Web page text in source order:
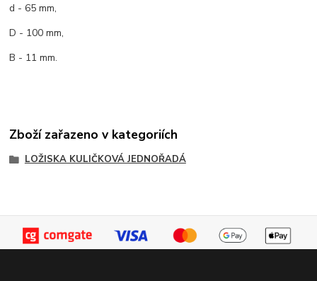
d - 65 mm,
D - 100 mm,
B - 11 mm.
Zboží zařazeno v kategoriích
LOŽISKA KULIČKOVÁ JEDNOŘADÁ